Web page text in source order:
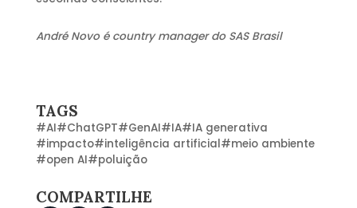
André Novo é country manager do SAS Brasil
TAGS
#AI#ChatGPT#GenAI#IA#IA generativa
#impacto#inteligência artificial#meio ambiente
#open AI#poluição
COMPARTILHE